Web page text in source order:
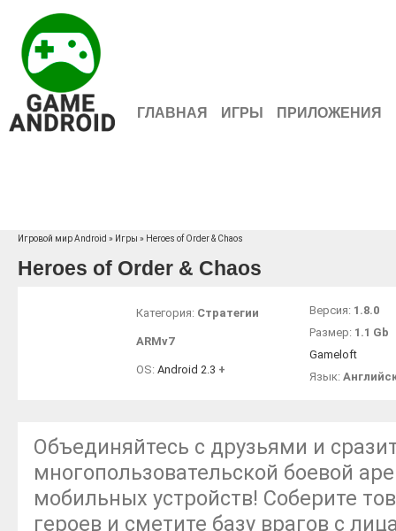
ГЛАВНАЯ ИГРЫ ПРИЛОЖЕНИЯ
Игровой мир Android » Игры » Heroes of Order & Chaos
Heroes of Order & Chaos
Категория: Стратегии
ARMv7
OS: Android 2.3 +
Версия: 1.8.0
Размер: 1.1 Gb
Gameloft
Язык:
Объединяйтесь с друзьями и
многопользовательской боевой
мобильных устройств! Соберите
героев и сметите базу врагов с